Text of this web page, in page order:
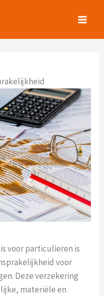
voor particulieren is
voor
Deze verzekering
materiële en